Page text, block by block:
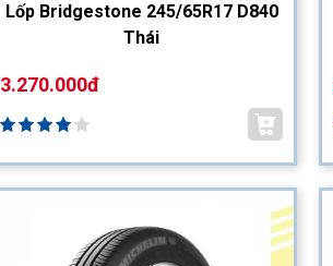
Lốp Bridgestone 245/65R17 D840
Thái
3.270.000đ